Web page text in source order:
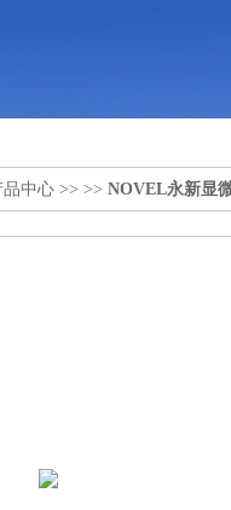
品中心 >> >> NOVEL永新显